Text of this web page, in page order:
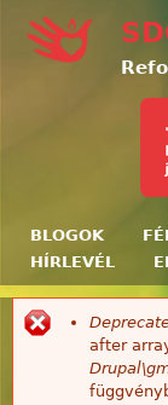
BLOGOK
HÍRLEVÉL
after